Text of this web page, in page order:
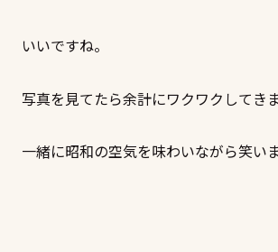
いいですね。
写真を見てたら余計にワクワクしてき
一緒に昭和の空気を味わいながら笑い